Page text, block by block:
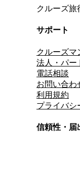
クルーズ旅
サポート
クルーズマ
法人・パー
電話相談
お問い合わ
利用規約
プライバシ
信頼性・届